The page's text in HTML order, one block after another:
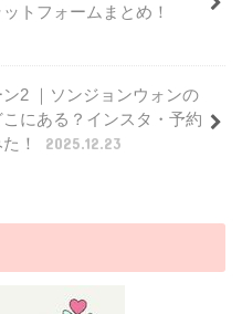
トフォームまとめ！
2 ｜ソンジョンウォンの
にある？インスタ・予約
！
2025.12.23